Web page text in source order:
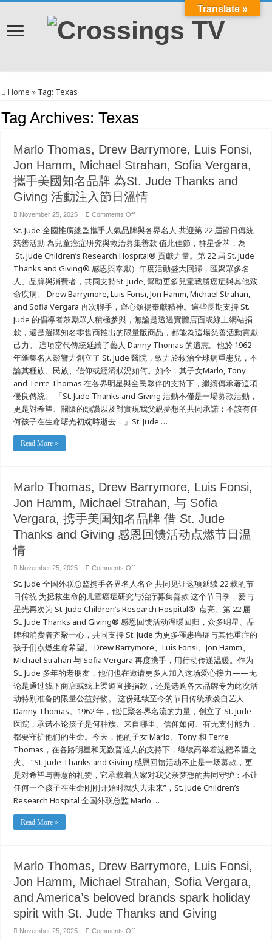
Home » Tag: Texas
Tag Archives:Texas
Marlo Thomas, Drew Barrymore, Luis Fonsi,
Jon Hamm, Michael Strahan, Sofia Vergara,
攜手美國知名品牌 為St. Jude Thanks and
Giving 活動注入節日溫情
November 25, 2025 Comments Offon
Thomas,
Drew
Barrymore,
Fonsi,
Jon
Hamm,
Michael
Strahan,
Sofia
Vergara,
攜
手
美
國
知
名
品
牌
為
Jude
Thanks
and
Giving
溫
情
St. Jude 全國推廣總監攜手人氣品牌與各界名人 共迎第 22 屆節日傳統
慈善活動 為兒童癌症研究與救治募集善款 值此佳節，群星薈萃，為
St. Jude Children’s Research Hospital® 貢獻力量。第 22 屆 St. Jude
Thanks and Giving® 感恩與奉獻）年度活動盛大回歸，匯聚眾多名
人、品牌與消費者，共同支持St. Jude, 幫助更多兒童戰勝癌症與其他致
命疾病。 Drew Barrymore, Luis Fonsi, Jon Hamm, Michael Strahan,
and Sofia Vergara 再次聯手，齊心頌揚奉獻精神。這些長期支持 St.
Jude 的倡導者鼓勵眾人積極參與，無論是透過實體店面或線上網站捐
款，還是選購知名零售商推出的限量版商品，都能為這場慈善活動貢獻
己力。 這項當代傳統延續了藝人 Danny Thomas 的遺志。他於 1962
年匯集名人影響力創立了 St. Jude 醫院，致力於救治全球病重患兒，不
論其種族、民族、信仰或經濟狀況如何。如今，其子女Marlo, Tony
and Terre Thomas 在各界明星與全民夥伴的支持下，繼續傳承著這項
優良傳統。 「St. Jude Thanks and Giving 活動不僅是一場募款活動，
更是對希望、關懷的頌讚以及對實現我父親夢想的共同承諾：不該有任
何孩子在生命曙光初綻時逝去，」St. Jude …
Read More »
Marlo Thomas, Drew Barrymore, Luis Fonsi,
Jon Hamm, Michael Strahan, 与 Sofia
Vergara, 携手美国知名品牌 借 St. Jude
Thanks and Giving 感恩回馈活动点燃节日温
情
November 25, 2025 Comments Offon
Thomas,
Drew
Barrymore,
Fonsi,
Jon
Hamm,
Michael
Strahan,
与
Sofia
Vergara,
携
美
国
知
名
品
牌
借
St.
Jude
Thanks
and
感
恩
节
日
温
St. Jude 全国外联总监携手各界名人名企 共同见证这项延续 22 载的节
日传统 为拯救生命的儿童癌症研究与治疗募集善款 这个节日季，爱与
星光再次为 St. Jude Children’s Research Hospital® 点亮。第 22 届
St. Jude Thanks and Giving® 感恩回馈活动温暖回归，众多明星、品
牌和消费者齐聚一心，共同支持 St. Jude 为更多罹患癌症与其他重症的
孩子们点燃生命希望。 Drew Barrymore、Luis Fonsi、Jon Hamm、
Michael Strahan 与 Sofia Vergara 再度携手，用行动传递温暖。作为
St. Jude 多年的老朋友，他们也在邀请更多人加入这场爱心接力——无
论是通过线下商店或线上渠道直接捐款，还是选购各大品牌专为此次活
动特别准备的限量公益好物。 这份延续至今的节日传统承袭自艺人
Danny Thomas。1962 年，他汇聚各界名流的力量，创立了 St. Jude
医院，承诺不论孩子是何种族、来自哪里、信仰如何、有无支付能力，
都要守护他们的生命。今天，他的子女 Marlo、Tony 和 Terre
Thomas，在各路明星和无数普通人的支持下，继续高举着这把希望之
火。 “St. Jude Thanks and Giving 感恩回馈活动不止是一场募款，更
是对希望与善意的礼赞，它承载着大家对我父亲梦想的共同守护：不让
任何一个孩子在生命刚刚开始时就失去未来”，St. Jude Children’s
Research Hospital 全国外联总监 Marlo …
Read More »
Marlo Thomas, Drew Barrymore, Luis Fonsi,
Jon Hamm, Michael Strahan, Sofia Vergara,
and America’s beloved brands spark holiday
spirit with St. Jude Thanks and Giving
November 25, 2025 Comments Offon
Translate »